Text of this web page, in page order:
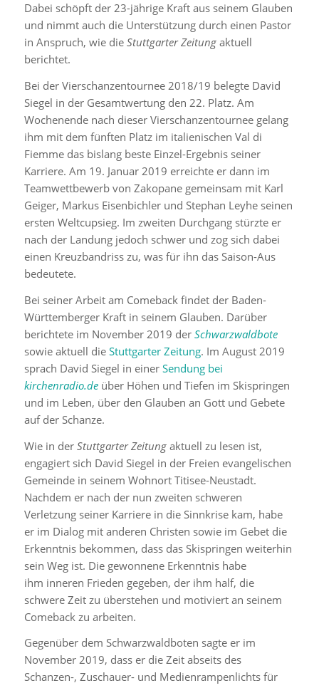
Dabei schöpft der 23-jährige Kraft aus seinem Glauben
und nimmt auch die Unterstützung durch einen Pastor
in Anspruch, wie die Stuttgarter Zeitungaktuell
berichtet.
Bei der Vierschanzentournee 2018/19 belegte David
Siegel in der Gesamtwertung den 22. Platz. Am
Wochenende nach dieser Vierschanzentournee gelang
ihm mit dem fünften Platz im italienischen Val di
Fiemme das bislang beste Einzel-Ergebnis seiner
Karriere. Am 19. Januar 2019 erreichte er dann im
Teamwettbewerb von Zakopane gemeinsam mit Karl
Geiger, Markus Eisenbichler und Stephan Leyhe seinen
ersten Weltcupsieg. Im zweiten Durchgang stürzte er
nach der Landung jedoch schwer und zog sich dabei
einen Kreuzbandriss zu, was für ihn das Saison-Aus
bedeutete.
Bei seiner Arbeit am Comeback findet der Baden-
Württemberger Kraft in seinem Glauben. Darüber
berichtete im November 2019 der Schwarzwaldbote
sowie aktuell die Stuttgarter Zeitung. Im August 2019
sprach David Siegel in einer Sendung bei
kirchenradio.deüber Höhen und Tiefen im Skispringen
und im Leben, über den Glauben an Gott und Gebete
auf der Schanze.
Wie in der Stuttgarter Zeitungaktuell zu lesen ist,
engagiert sich David Siegel in der Freien evangelischen
Gemeinde in seinem Wohnort Titisee-Neustadt.
Nachdem er nach der nun zweiten schweren
Verletzung seiner Karriere in die Sinnkrise kam, habe
er im Dialog mit anderen Christen sowie im Gebet die
Erkenntnis bekommen, dass das Skispringen weiterhin
sein Weg ist. Die gewonnene Erkenntnis habe
ihm inneren Frieden gegeben, der ihm half, die
schwere Zeit zu überstehen und motiviert an seinem
Comeback zu arbeiten.
Gegenüber dem Schwarzwaldboten sagte er im
November 2019, dass er die Zeit abseits des
Schanzen-, Zuschauer- und Medienrampenlichts für